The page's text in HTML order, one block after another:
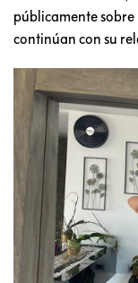
públicamente sobre
continúan con su